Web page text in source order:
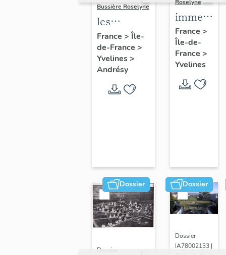
Bussière Roselyne
les
immeubles,
maisons et
fermes du
canton
d'Andrésy
France > Île-
de-France >
Yvelines>
Andrésy
Roselyne
maisons,
fermes
France >
Île-de-
France >
Yvelines
Dossier
Dossier
Dossier
Dossier
IA78002133 |